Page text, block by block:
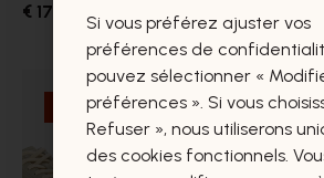
€ 170,00
- 30% -
Si vous préférez ajuster vos
préférences de
pouvez sélectionner «
préférences ». Si vous
Refuser », nous utiliserons
des cookies fonctionnels.